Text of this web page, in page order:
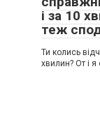
і за 10
теж
Ти колись
хвилин? От і я